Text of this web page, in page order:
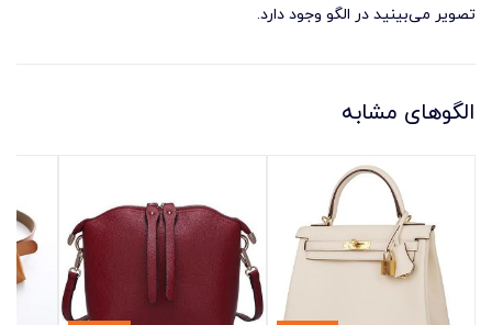
تصویر می‌بینید در الگو وجود دارد.
الگوهای مشابه